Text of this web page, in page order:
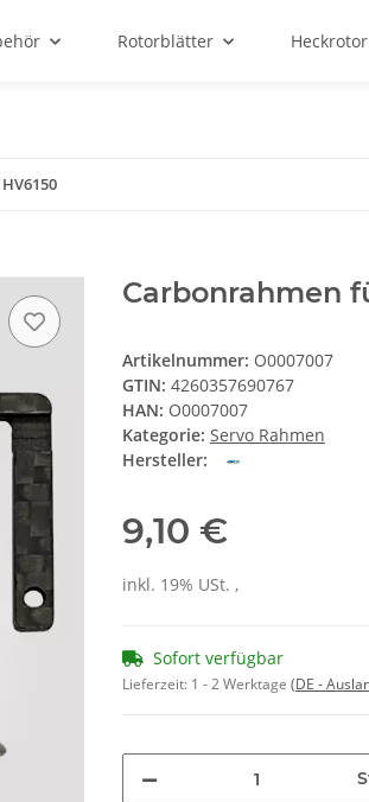
Rotorblätter
Carbonrahmen
Artikelnummer: O0007007
GTIN: 4260357690767
HAN: O0007007
Kategorie: Servo Rahmen
Hersteller:
9,10 €
inkl. 19% USt. ,
Sofort verfügbar
Lieferzeit: 1 - 2 Werktage (DE -